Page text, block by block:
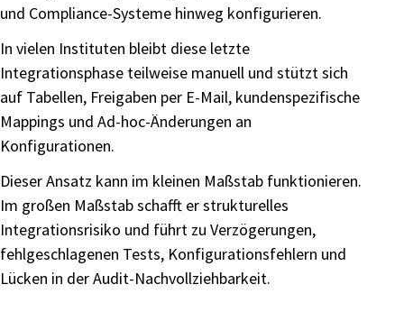
und Compliance-Systeme hinweg konfigurieren.
In vielen Instituten bleibt diese letzte
Integrationsphase teilweise manuell und stützt sich
auf Tabellen, Freigaben per E-Mail, kundenspezifische
Mappings und Ad-hoc-Änderungen an
Konfigurationen.
Dieser Ansatz kann im kleinen Maßstab funktionieren.
Im großen Maßstab schafft er strukturelles
Integrationsrisiko und führt zu Verzögerungen,
fehlgeschlagenen Tests, Konfigurationsfehlern und
Lücken in der Audit-Nachvollziehbarkeit.